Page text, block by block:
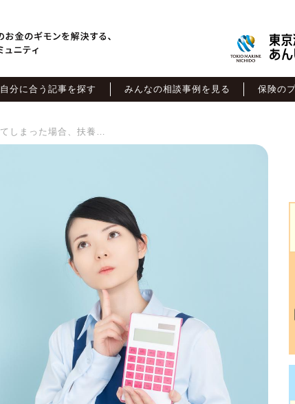
自分に合う記事を探す みんなの相談事例を見る 保険の
一時的に年収130万円を少し超えてしまった場合、扶養から外れますか？